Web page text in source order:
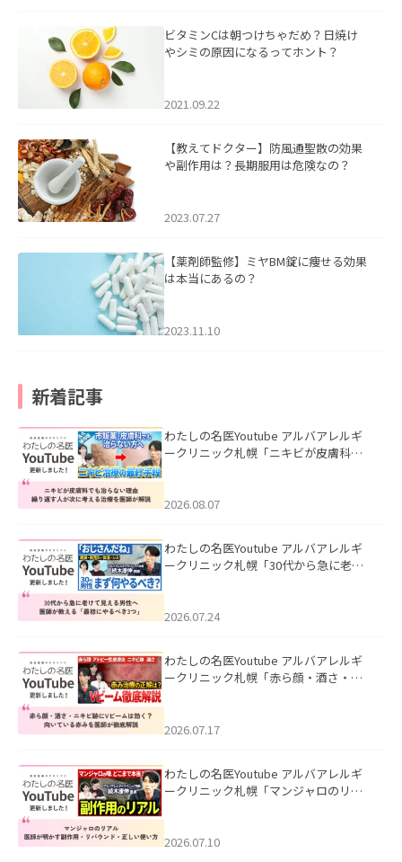
ビタミンCは朝つけちゃだめ？日焼け
やシミの原因になるってホント？
2021.09.22
【教えてドクター】防風通聖散の効果
や副作用は？長期服用は危険なの？
2023.07.27
【薬剤師監修】ミヤBM錠に痩せる効果
は本当にあるの？
2023.11.10
新着記事
わたしの名医Youtube アルバアレルギ
ークリニック札幌「ニキビが皮膚科で
ました。
2026.08.07
わたしの名医Youtube アルバアレルギ
ークリニック札幌「30代から急に老け
た。
2026.07.24
わたしの名医Youtube アルバアレルギ
ークリニック札幌「赤ら顔・酒さ・ニ
した。
2026.07.17
わたしの名医Youtube アルバアレルギ
ークリニック札幌「マンジャロのリア
た。
2026.07.10